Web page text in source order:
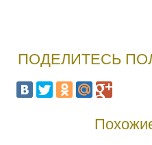
ПОДЕЛИТЕСЬ